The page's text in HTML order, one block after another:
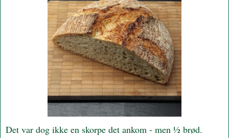
Det var dog ikke en skorpe det ankom - men ½ brød.